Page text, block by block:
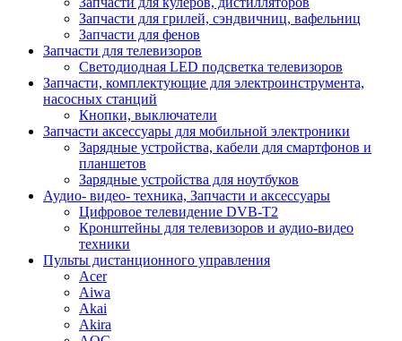
Запчасти для грилей, сэндвичниц, вафельниц
Запчасти для фенов
Запчасти для телевизоров
Светодиодная LED подсветка телевизоров
Запчасти, комплектующие для электроинструмента,
насосных станций
Кнопки, выключатели
Запчасти аксессуары для мобильной электроники
Зарядные устройства, кабели для смартфонов и
планшетов
Зарядные устройства для ноутбуков
Аудио- видео- техника, Запчасти и аксессуары
Цифровое телевидение DVB-T2
Кронштейны для телевизоров и аудио-видео
техники
Пульты дистанционного управления
Acer
Aiwa
Akai
Akira